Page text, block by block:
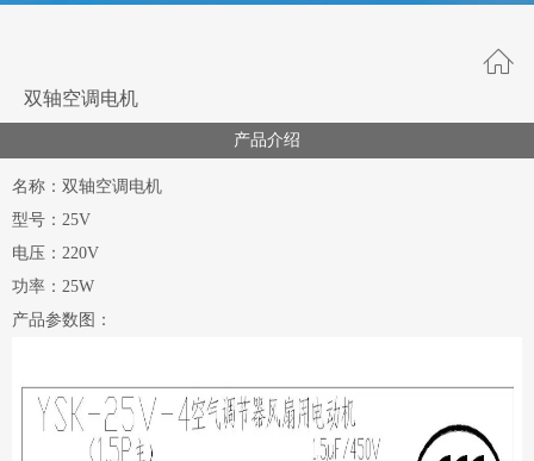
双轴空调电机
产品介绍
名称：双轴空调电机
型号：25V
电压：220V
功率：25W
产品参数图：